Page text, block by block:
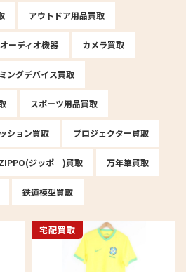
アウトドア用品買取
オーディオ機器 カメラ買取
ングデバイス買取
スポーツ用品買取
ション買取 プロジェクター買取
ジッポ―)買取 万年筆買取
鉄道模型買取
宅配買取